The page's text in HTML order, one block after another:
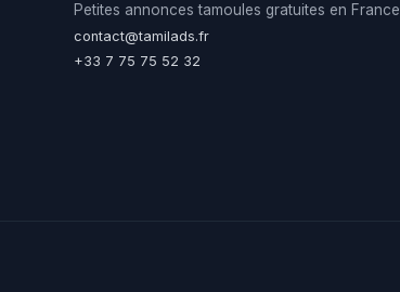
Petites annonces tamoules gratuites en France
contact@tamilads.fr
+33 7 75 75 52 32